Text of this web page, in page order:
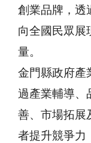
創業品牌，透
向全國民眾展
量。
金門縣政府產
過產業輔導、
善、市場拓展
者提升競爭力